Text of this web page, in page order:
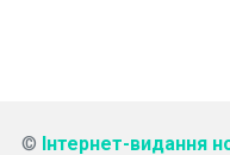
© Інтернет-видання